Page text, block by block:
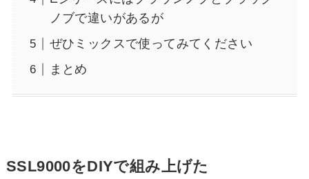
ノブで違いがあるが
ぜひミックスで使ってみてください
まとめ
SSL9000をDIYで組み上げた